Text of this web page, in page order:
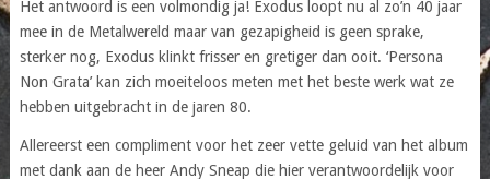
Het antwoord is een volmondig ja! Exodus loopt nu al zo’n 40 jaar
mee in de Metalwereld maar van gezapigheid is geen sprake,
sterker nog, Exodus klinkt frisser en gretiger dan ooit. ‘Persona
Non Grata’ kan zich moeiteloos meten met het beste werk wat ze
hebben uitgebracht in de jaren 80.
Allereerst een compliment voor het zeer vette geluid van het album
met dank aan de heer Andy Sneap die hier verantwoordelijk voor